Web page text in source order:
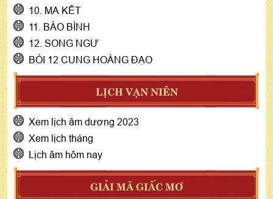
10. MA KẾT
11. BẢO BÌNH
12. SONG NGƯ
BÓI 12 CUNG HOÀNG ĐẠO
LỊCH VẠN NIÊN
Xem lịch âm dương 2023
Xem lịch tháng
Lịch âm hôm nay
GIẢI MÃ GIẤC MƠ